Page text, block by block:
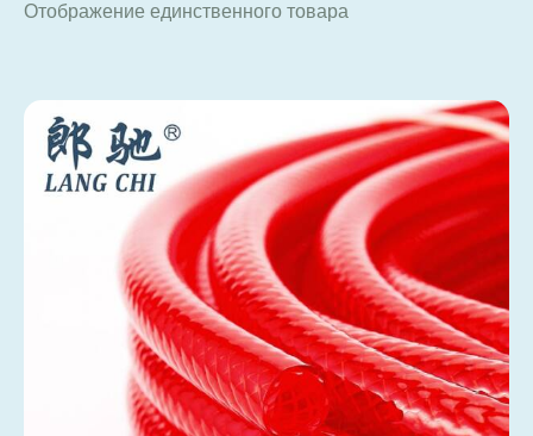
Отображение единственного товара